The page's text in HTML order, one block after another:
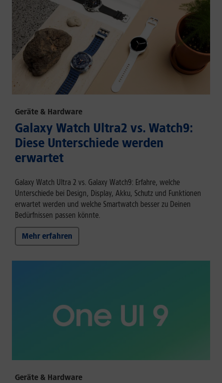
Geräte & Hardware
Galaxy Watch Ultra2 vs. Watch9:
Diese Unterschiede werden
erwartet
Galaxy Watch Ultra 2 vs. Galaxy Watch9: Erfahre, welche
Unterschiede bei Design, Display, Akku, Schutz und Funktionen
erwartet werden und welche Smartwatch besser zu Deinen
Bedürfnissen passen könnte.
Mehr erfahren
Geräte & Hardware